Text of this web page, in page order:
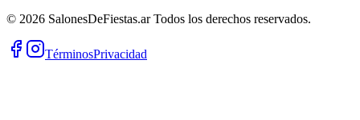
© 2026 SalonesDeFiestas.arTodos los derechos reservados.
TérminosPrivacidad